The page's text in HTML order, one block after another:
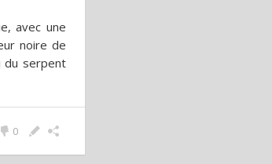
avec une
noire de
du serpent
0